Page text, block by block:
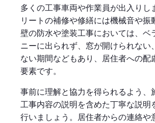
多くの工事車両や作業員が出入りし
リートの補修や修繕には機械音や振
壁の防水や塗装工事においては、ベ
ニーに出られず、窓が開けられない
ない期間などもあり、居住者への配
要素です。
事前に理解と協力を得られるよう、
工事内容の説明を含めた丁寧な説明
行いましょう。居住者からの連絡や